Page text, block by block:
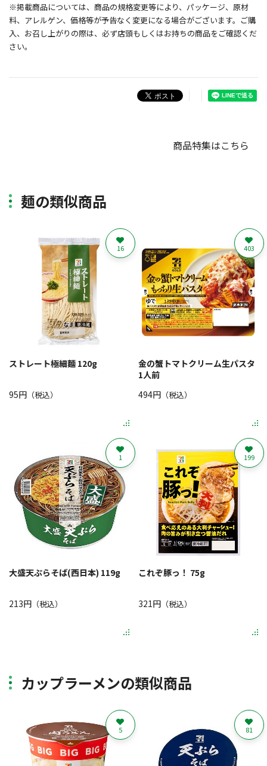
※掲載商品については、商品の規格変更等により、パッケージ、原材
料、アレルゲン、価格等が予告なく変更になる場合がございます。ご購
入、お召し上がりの際は、必ず店頭もしくはお持ちの商品をご確認くだ
さい。
商品特集はこちら
麺の類似商品
ストレート極細麵 120g
95円 （税込）
16
金の蟹トマトクリーム生パスタ
1人前
494円（税込）
403
大盛天ぷらそば(西日本) 119g
213円 （税込）
1
これぞ豚っ！ 75g
321円（税込）
199
カップラーメンの類似商品
5 81